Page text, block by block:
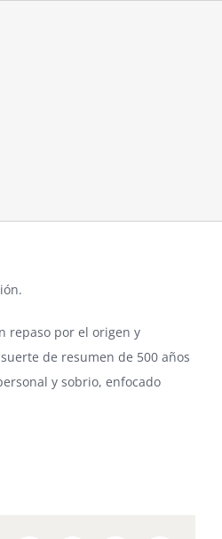
repaso por el origen y
de resumen de 500 años
y sobrio, enfocado